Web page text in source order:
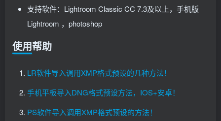
支持软件：Lightroom Classic CC 7.3及以上，手机版
Lightroom ，photoshop
使用帮助
LR软件导入调用XMP格式预设的几种方法！
手机平板导入DNG格式预设方法，IOS+安卓！
PS软件导入调用XMP格式预设的方法！